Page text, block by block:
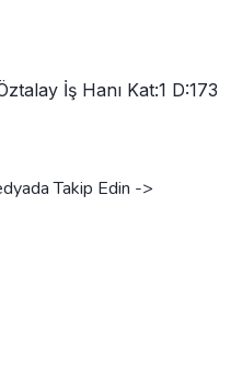
İş Hanı Kat:1 D:173
Takip Edin ->